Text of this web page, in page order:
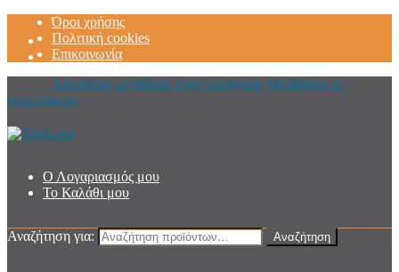
Όροι χρήσης
Πολιτική cookies
Επικοινωνία
Απευθείας μετάβαση στην πλοήγηση Μετάβαση σε
περιεχόμενο
Ο Λογαριασμός μου
Το Καλάθι μου
Αναζήτηση για: Αναζήτηση